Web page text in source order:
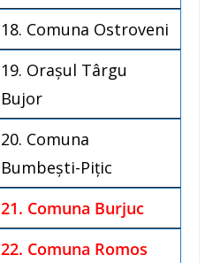
18. Comuna Ostroveni
19. Oraşul Târgu
Bujor
20. Comuna
Bumbeşti-Piţic
21. Comuna Burjuc
22. Comuna Romos